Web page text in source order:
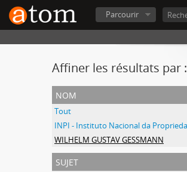
Parcourir
Affiner les résultats par :
nom
Tout
WILHELM GUSTAV GESSMANN
sujet